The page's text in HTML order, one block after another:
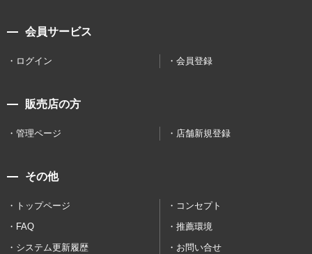
会員サービス
ログイン 会員登録
販売店の方
管理ページ 店舗新規登録
その他
トップページ
コンセプト
FAQ
推薦環境
システム更新履歴
お問い合せ